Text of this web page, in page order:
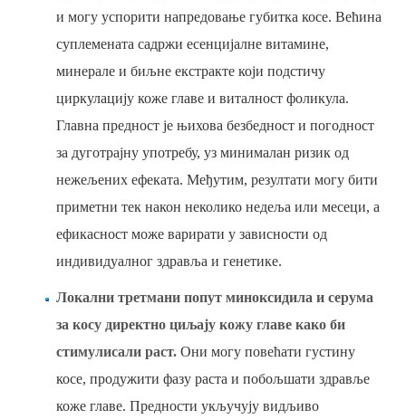
и могу успорити напредовање губитка косе. Већина
суплемената садржи есенцијалне витамине,
минерале и биљне екстракте који подстичу
циркулацију коже главе и виталност фоликула. ​​
Главна предност је њихова безбедност и погодност
за дуготрајну употребу, уз минималан ризик од
нежељених ефеката. Међутим, резултати могу бити
приметни тек након неколико недеља или месеци, а
ефикасност може варирати у зависности од
индивидуалног здравља и генетике.
Локални третмани попут миноксидила и серума
за косу директно циљају кожу главе како би
стимулисали раст. Они могу повећати густину
косе, продужити фазу раста и побољшати здравље
коже главе. Предности укључују видљиво